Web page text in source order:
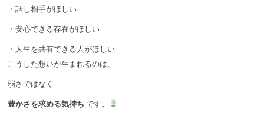
・話し相手がほしい
・安心できる存在がほしい
・人生を共有できる人がほしい
こうした想いが生まれるのは、
弱さではなく
豊かさを求める気持ち です。